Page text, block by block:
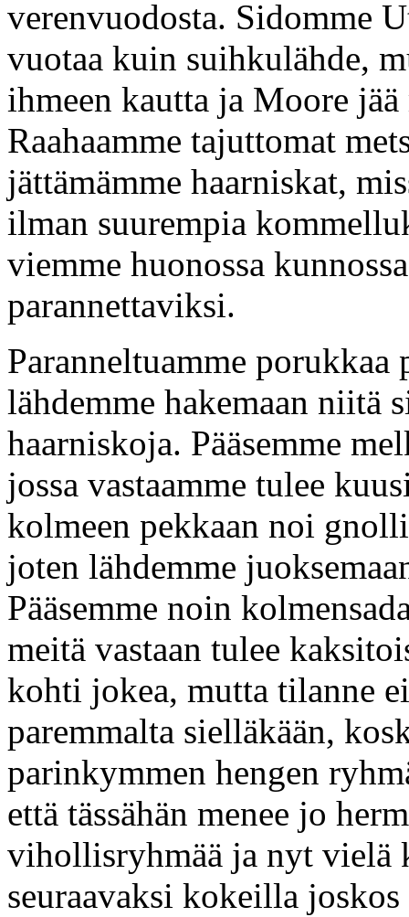
verenvuodosta. Sidomme
vuotaa kuin suihkulähde,
ihmeen kautta ja Moore
Raahaamme tajuttomat
jättämämme haarniskat,
ilman suurempia
viemme huonossa
parannettaviksi.
Paranneltuamme
lähdemme hakemaan niitä
haarniskoja. Pääsemme
jossa vastaamme tulee
kolmeen pekkaan noi
joten lähdemme
Pääsemme noin
meitä vastaan tulee
kohti jokea, mutta tilanne
paremmalta sielläkään,
parinkymmen hengen
että tässähän menee jo
vihollisryhmää ja nyt vielä
seuraavaksi kokeilla